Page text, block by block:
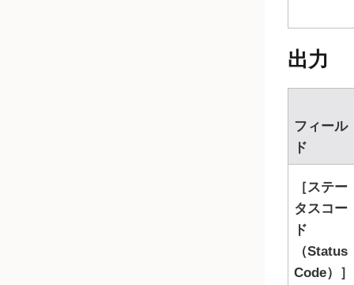
出力
フィール
ド
ステー
タスコー
ド
（Status
Code）